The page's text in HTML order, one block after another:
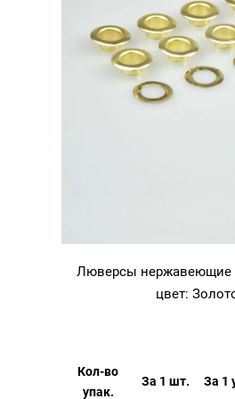
Люверсы нержавеющие
цвет:
Кол-во
упак.
За 1 шт. За 1